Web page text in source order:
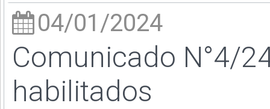
04/01/2024
Comunicado N°4/
habilitados